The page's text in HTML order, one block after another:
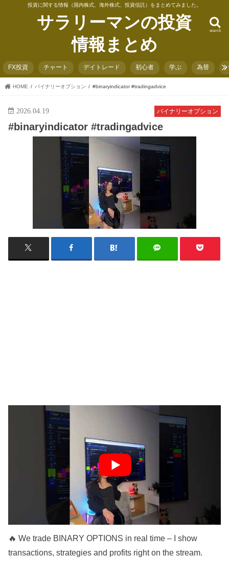
投資に関する情報（国内株式、海外株式、投資信託）をまとめてみました。
サラリーマンの投資
情報まとめ
search
FX投資 チャート デイトレード 初心者 学ぶ 為替
HOME バイナリーオプション #binaryindicator #tradingadvice
バイナリーオプション
2026.04.19
#binaryindicator #tradingadvice
#BinaryOptions #Trading #ForexTrade
👉 Go to my Telegram 👉 🔥
https://t.me/+2Xt_RCoWhi8zN2Fi 🔥
📩 There are closed signals, training and help from me
🔥 We trade BINARY OPTIONS in real time – I show
transactions, strategies and profits right on the stream.